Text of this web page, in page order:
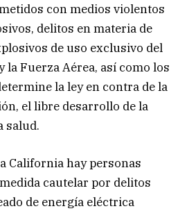
con medios violentos
delitos en materia de
de uso exclusivo del
la Fuerza Aérea, así como los
la ley en contra de la
el libre desarrollo de la
salud.
California hay personas
cautelar por delitos
de energía eléctrica